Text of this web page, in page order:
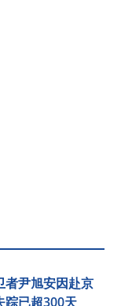
者尹旭安因赴京
踪已超300天